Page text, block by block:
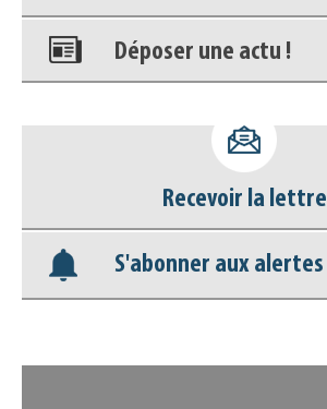
Déposer une actu !
déconnecter)
Base documentaire
Nos veilles Scoop.it
Recevoir la lettre
S'abonner aux alertes